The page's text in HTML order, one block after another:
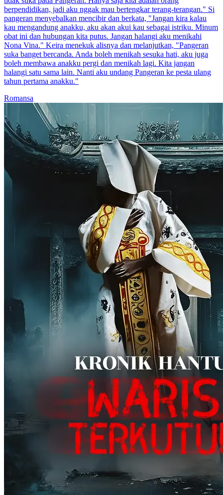
berpendidikan, jadi aku nggak mau bertengkar terang-terangan." Si
pangeran menyebalkan mencibir dan berkata, "Jangan kira kalau
kau mengandung anakku, aku akan akui kau sebagai istriku. Minum
obat ini dan hubungan kita putus. Jangan halangi aku menikahi
Nona Vina." Keira menekuk alisnya dan melanjutkan, "Pangeran
suka banget bercanda. Anda boleh menikah sesuka hati, aku juga
boleh membawa anakku pergi dan menikah lagi. Kita jangan
halangi satu sama lain. Nanti aku undang Pangeran ke pesta ulang
tahun pertama anakku."
Romansa